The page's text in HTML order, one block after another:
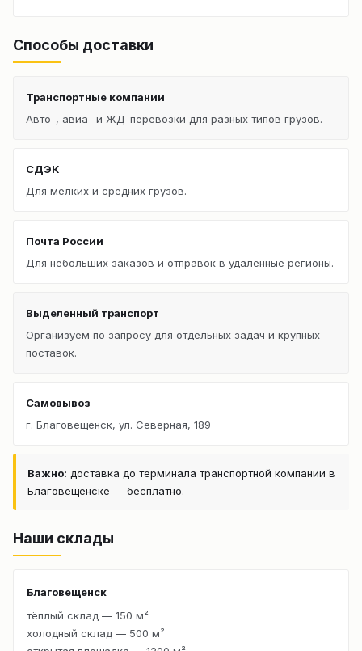
Способы доставки
Транспортные компании
Авто-, авиа- и ЖД-перевозки для разных типов грузов.
СДЭК
Для мелких и средних грузов.
Почта России
Для небольших заказов и отправок в удалённые регионы.
Выделенный транспорт
Организуем по запросу для отдельных задач и крупных
поставок.
Самовывоз
г. Благовещенск, ул. Северная, 189
Важно: доставка до терминала транспортной компании в
Благовещенске — бесплатно.
Наши склады
Благовещенск
тёплый склад — 150 м²
холодный склад — 500 м²